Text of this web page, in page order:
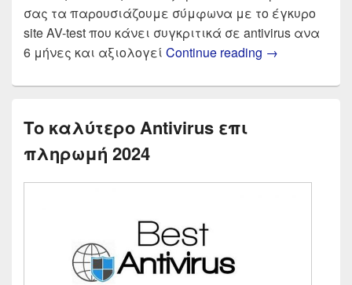
σας τα παρουσιάζουμε σύμφωνα με το έγκυρο
site AV-test που κάνει συγκριτικά σε antivirus ανα
6 μήνες και αξιολογεί Continue reading Δωρεάν
→
Το καλύτερο Antivirus επι
πληρωμή 2024